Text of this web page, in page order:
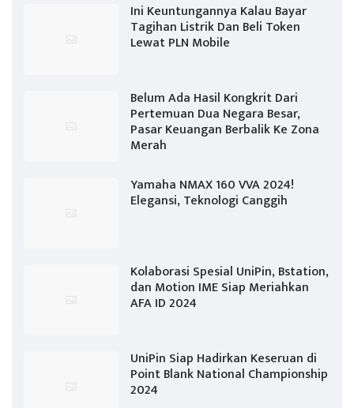
Ini Keuntungannya Kalau Bayar
Tagihan Listrik Dan Beli Token
Lewat PLN Mobile
Belum Ada Hasil Kongkrit Dari
Pertemuan Dua Negara Besar,
Pasar Keuangan Berbalik Ke Zona
Merah
Yamaha NMAX 160 VVA 2024!
Elegansi, Teknologi Canggih
Kolaborasi Spesial UniPin, Bstation,
dan Motion IME Siap Meriahkan
AFA ID 2024
UniPin Siap Hadirkan Keseruan di
Point Blank National Championship
2024